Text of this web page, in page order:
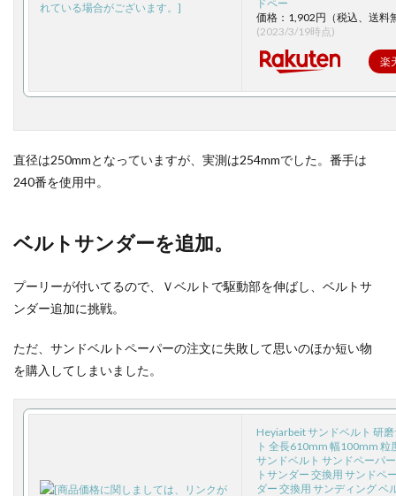
ドペー
価格：1,902円（税込、送料
(2023/3/19時点)
楽
直径は250mmとなっていますが、実測は254mmでした。番手は
240番を使用中。
ベルトサンダーを追加。
プーリーが付いてるので、Ｖベルトで駆動部を伸ばし、ベルトサ
ンダー追加に挑戦。
ただ、サンドベルトペーパーの注文に失敗して思いのほか短い物
を購入してしまいました。
Heyiarbeit サンドベルト 研
ト 全長610mm 幅100mm 粒
サンドベルト サンドペーパ
トサンダー 交換用 サンドペ
ダー 交換用 サンディング ベ